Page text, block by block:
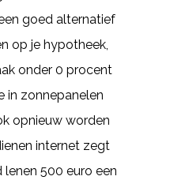
goed alternatief
op je hypotheek,
onder 0 procent
in zonnepanelen
opnieuw worden
internet zegt
lenen 500 euro een